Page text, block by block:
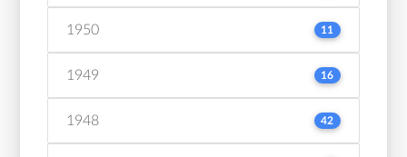
1950 11
1949 16
1948 42